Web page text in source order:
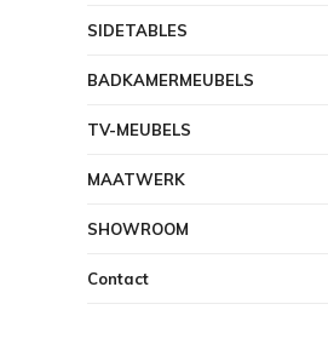
SIDETABLES
BADKAMERMEUBELS
TV-MEUBELS
MAATWERK
SHOWROOM
Contact